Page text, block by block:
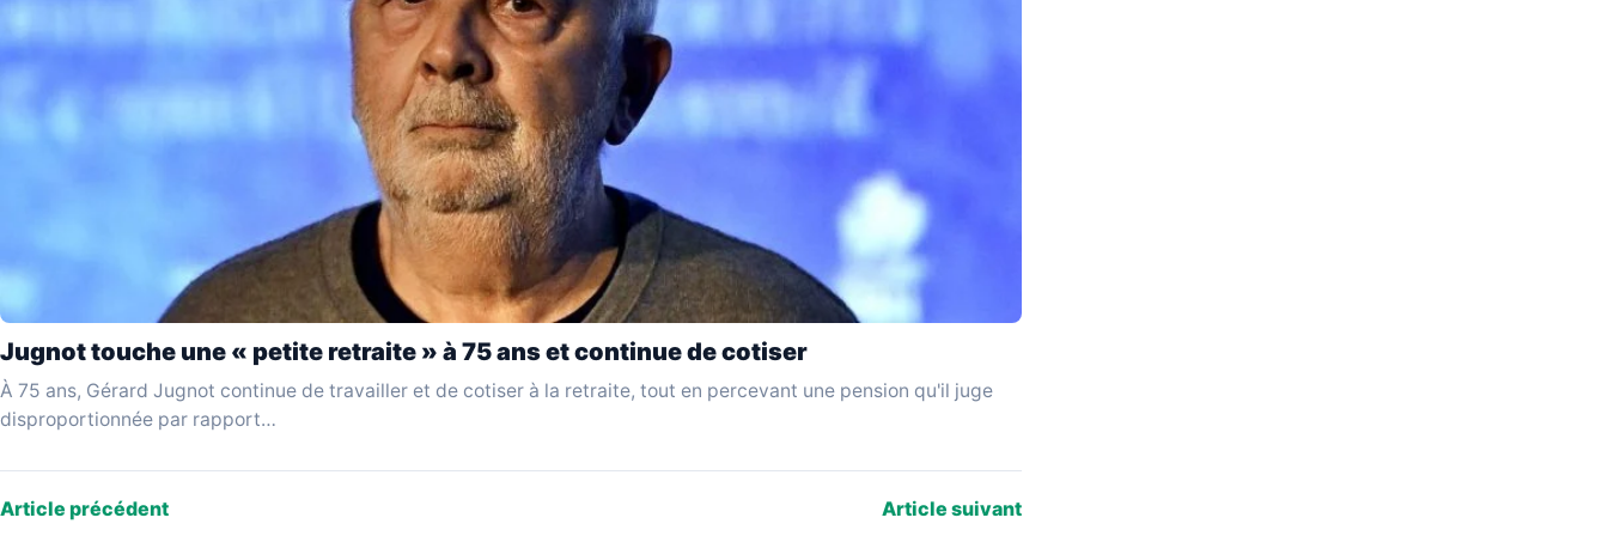
Jugnot touche une « petite retraite » à 75 ans et continue de cotiser
À 75 ans, Gérard Jugnot continue de travailler et de cotiser à la retraite, tout en percevant une pension qu'il juge
disproportionnée par rapport…
Article précédent Article suivant